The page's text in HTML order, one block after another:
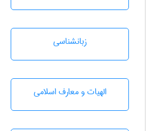
زبانشناسی
الهیات و معارف اسلامی